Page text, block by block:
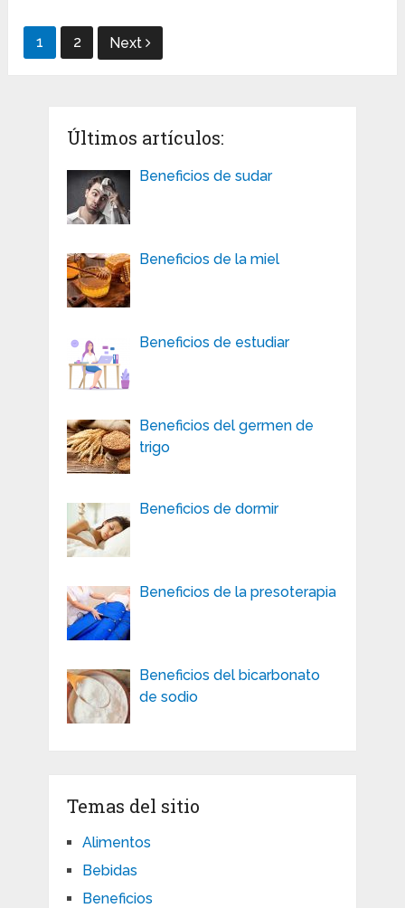
Navegación
1 2 Next
Últimos artículos:
Beneficios de sudar
Beneficios de la miel
Beneficios de estudiar
Beneficios del germen de
trigo
Beneficios de dormir
Beneficios de la presoterapia
Beneficios del bicarbonato
de sodio
Temas del sitio
Alimentos
Bebidas
Beneficios